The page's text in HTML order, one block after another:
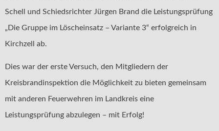
Schell und Schiedsrichter Jürgen Brand die Leistungsprüfung
„Die Gruppe im Löscheinsatz – Variante 3“ erfolgreich in
Kirchzell ab.
Dies war der erste Versuch, den Mitgliedern der
Kreisbrandinspektion die Möglichkeit zu bieten gemeinsam
mit anderen Feuerwehren im Landkreis eine
Leistungsprüfung abzulegen – mit Erfolg!